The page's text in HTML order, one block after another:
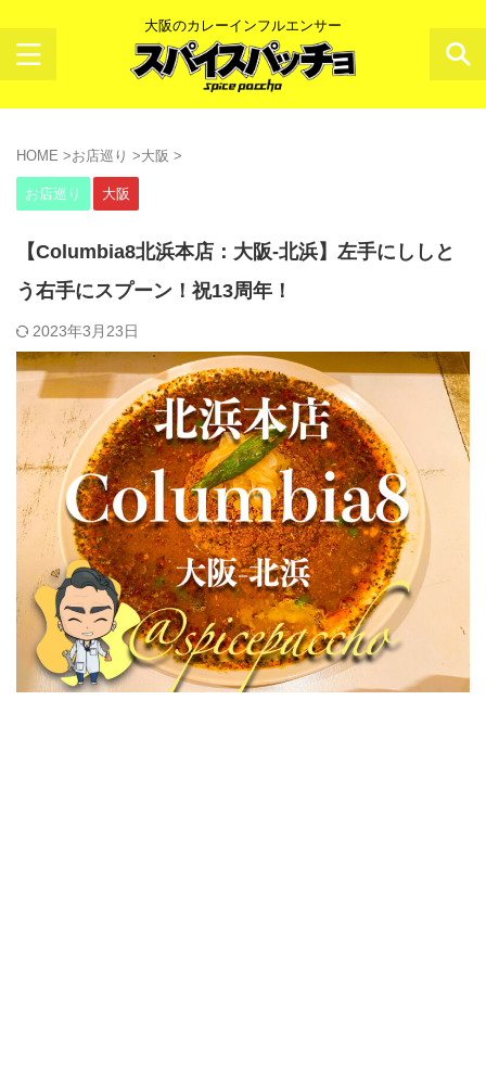
大阪のカレーインフルエンサー
HOME >お店巡り >大阪 >
お店巡り 大阪
【Columbia8北浜本店：大阪-北浜】左手にししと
う右手にスプーン！祝13周年！
2023年3月23日